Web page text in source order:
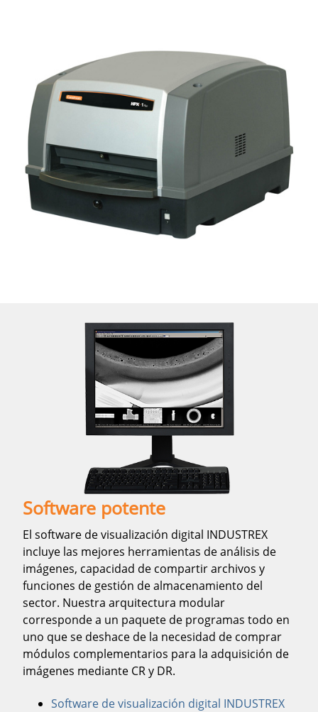
Software potente
El software de visualización digital INDUSTREX
incluye las mejores herramientas de análisis de
imágenes, capacidad de compartir archivos y
funciones de gestión de almacenamiento del
sector. Nuestra arquitectura modular
corresponde a un paquete de programas todo en
uno que se deshace de la necesidad de comprar
módulos complementarios para la adquisición de
imágenes mediante CR y DR.
Software de visualización digital INDUSTREX